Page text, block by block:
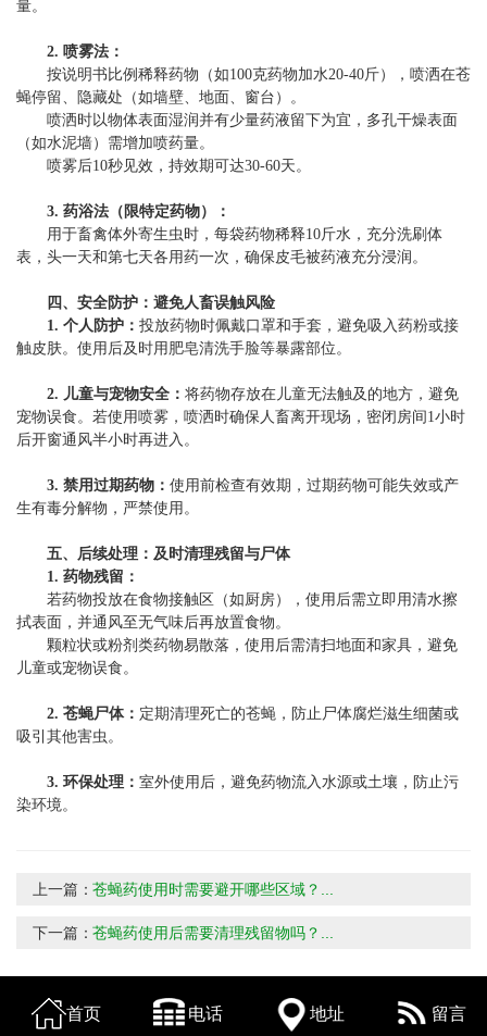
量。
2. 喷雾法：
按说明书比例稀释药物（如100克药物加水20-40斤），喷洒在苍
蝇停留、隐藏处（如墙壁、地面、窗台）。
喷洒时以物体表面湿润并有少量药液留下为宜，多孔干燥表面
（如水泥墙）需增加喷药量。
喷雾后10秒见效，持效期可达30-60天。
3. 药浴法（限特定药物）：
用于畜禽体外寄生虫时，每袋药物稀释10斤水，充分洗刷体
表，头一天和第七天各用药一次，确保皮毛被药液充分浸润。
四、安全防护：避免人畜误触风险
1. 个人防护： 投放药物时佩戴口罩和手套，避免吸入药粉或接
触皮肤。使用后及时用肥皂清洗手脸等暴露部位。
2. 儿童与宠物安全： 将药物存放在儿童无法触及的地方，避免
宠物误食。若使用喷雾，喷洒时确保人畜离开现场，密闭房间1小时
后开窗通风半小时再进入。
3. 禁用过期药物： 使用前检查有效期，过期药物可能失效或产
生有毒分解物，严禁使用。
五、后续处理：及时清理残留与尸体
1. 药物残留：
若药物投放在食物接触区（如厨房），使用后需立即用清水擦
拭表面，并通风至无气味后再放置食物。
颗粒状或粉剂类药物易散落，使用后需清扫地面和家具，避免
儿童或宠物误食。
2. 苍蝇尸体： 定期清理死亡的苍蝇，防止尸体腐烂滋生细菌或
吸引其他害虫。
3. 环保处理： 室外使用后，避免药物流入水源或土壤，防止污
染环境。
上一篇：苍蝇药使用时需要避开哪些区域？...
下一篇：苍蝇药使用后需要清理残留物吗？...
首页 电话 地址 留言